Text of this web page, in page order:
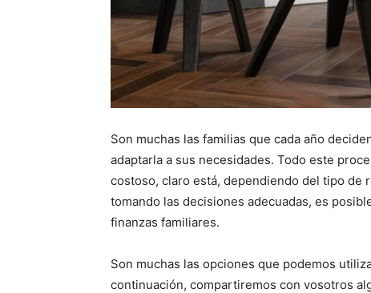
Son muchas las familias que cada año
adaptarla a sus necesidades. Todo este
costoso, claro está, dependiendo del tipo de
tomando las decisiones adecuadas, es
finanzas familiares.
Son muchas las opciones que podemos
continuación, compartiremos con vosotros